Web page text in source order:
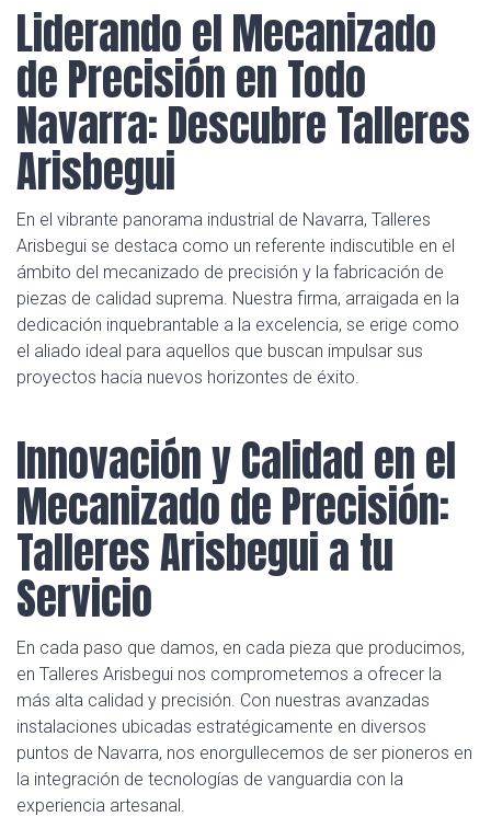
Liderando el Mecanizado
de Precisión en Todo
Navarra: Descubre Talleres
Arisbegui
En el vibrante panorama industrial de Navarra, Talleres
Arisbegui se destaca como un referente indiscutible en el
ámbito del mecanizado de precisión y la fabricación de
piezas de calidad suprema. Nuestra firma, arraigada en la
dedicación inquebrantable a la excelencia, se erige como
el aliado ideal para aquellos que buscan impulsar sus
proyectos hacia nuevos horizontes de éxito.
Innovación y Calidad en el
Mecanizado de Precisión:
Talleres Arisbegui a tu
Servicio
En cada paso que damos, en cada pieza que producimos,
en Talleres Arisbegui nos comprometemos a ofrecer la
más alta calidad y precisión. Con nuestras avanzadas
instalaciones ubicadas estratégicamente en diversos
puntos de Navarra, nos enorgullecemos de ser pioneros en
la integración de tecnologías de vanguardia con la
experiencia artesanal.